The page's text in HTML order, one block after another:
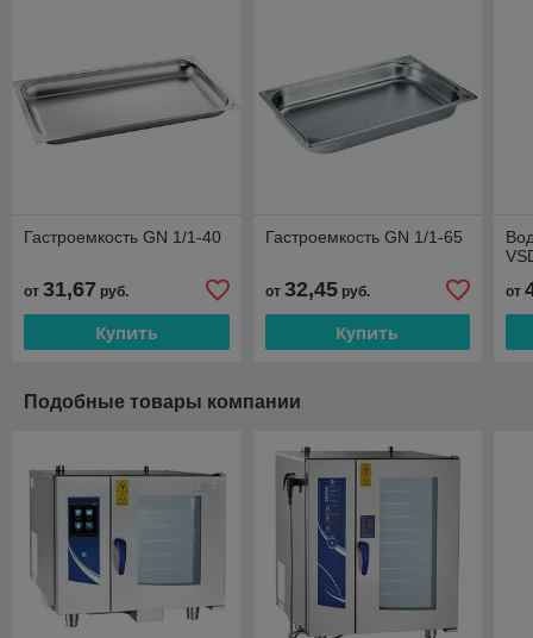
Гастроемкость GN 1/1-40
от 31,67 руб.
Купить
Гастроемкость GN 1/1-65
от 32,45руб.
Купить
от
Подобные товары компании